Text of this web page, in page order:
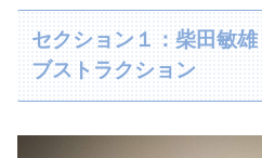
セクション１：柴田敏
ブストラクション